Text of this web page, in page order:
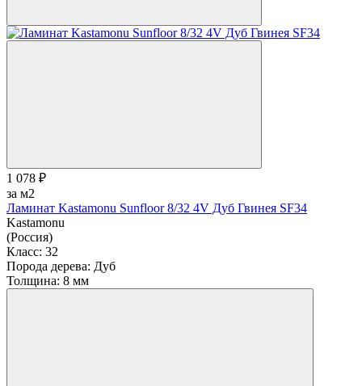
1 078 ₽
за м2
Ламинат Kastamonu Sunfloor 8/32 4V Дуб Гвинея SF34
Kastamonu
(Россия)
Класс: 32
Порода дерева: Дуб
Толщина: 8 мм